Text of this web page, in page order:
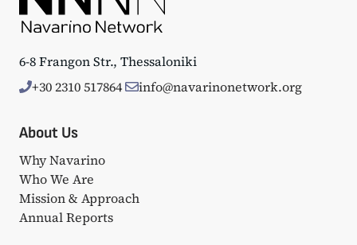
6-8 Frangon Str., Thessaloniki
+30 2310 517864
info@navarinonetwork.org
About Us
Why Navarino
Who We Are
Mission & Approach
Annual Reports